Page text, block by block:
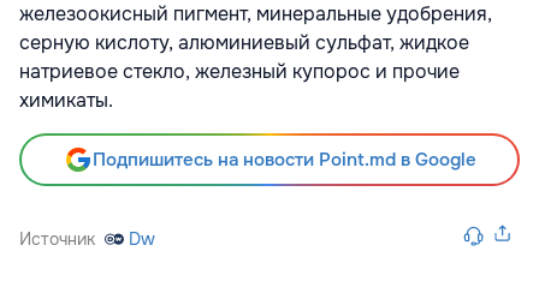
железоокисный пигмент, минеральные удобрения,
серную кислоту, алюминиевый сульфат, жидкое
натриевое стекло, железный купорос и прочие
химикаты.
Подпишитесь на новости Point.md в Google
Источник Dw